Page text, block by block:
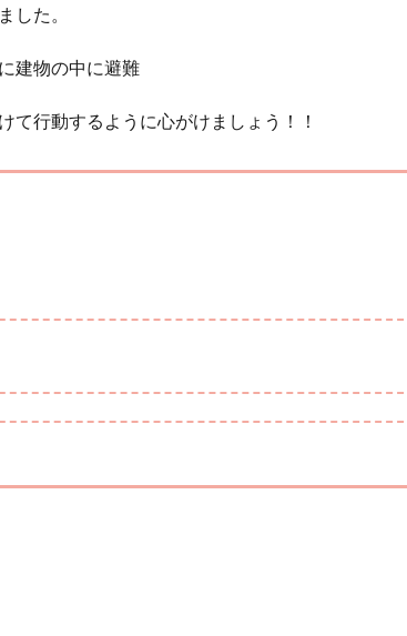
した。
建物の中に避難
行動するように心がけましょう！！